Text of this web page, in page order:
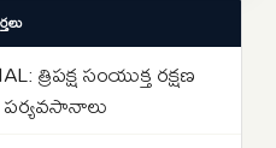
త్రిపక్ష సంయుక్త రక్షణ